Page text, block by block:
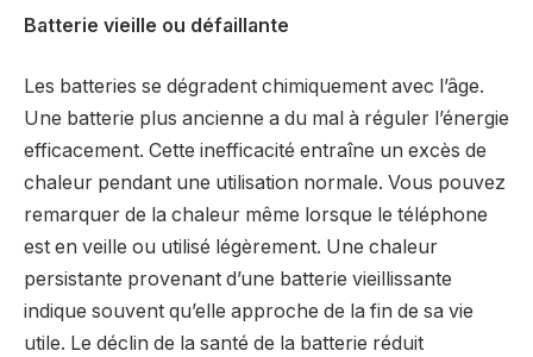
Batterie vieille ou défaillante
Les batteries se dégradent chimiquement avec l’âge.
Une batterie plus ancienne a du mal à réguler l’énergie
efficacement. Cette inefficacité entraîne un excès de
chaleur pendant une utilisation normale. Vous pouvez
remarquer de la chaleur même lorsque le téléphone
est en veille ou utilisé légèrement. Une chaleur
persistante provenant d’une batterie vieillissante
indique souvent qu’elle approche de la fin de sa vie
utile. Le déclin de la santé de la batterie réduit